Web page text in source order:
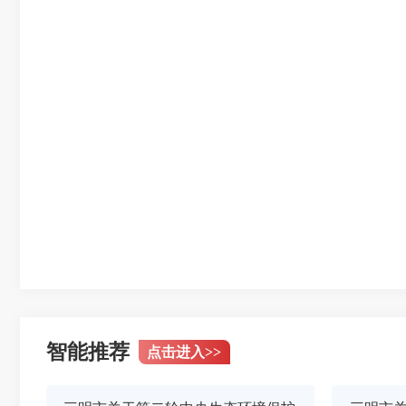
智能推荐 点击进入>>